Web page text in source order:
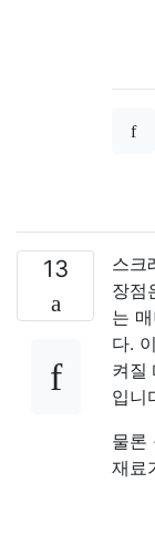
13
스크
장점
는
다.
켜질
입니
물론
재료